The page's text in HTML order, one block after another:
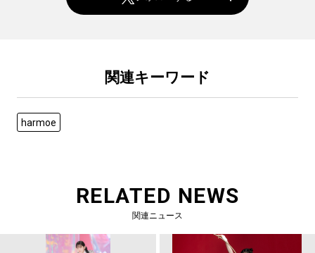
関連キーワード
harmoe
RELATED NEWS
関連ニュース